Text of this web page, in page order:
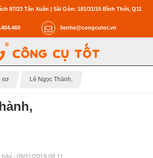
87/23 Tân Xuân | Sài Gòn: 181/31/15 Bình Thới, Q11
lienhe@congcutot.vn
sơ Lê Ngọc Thành,
bảy - 09/11/2019 08:11